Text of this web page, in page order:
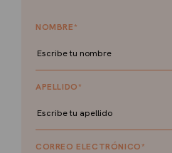
NOMBRE*
APELLIDO*
CORREO ELECTRÓNICO*